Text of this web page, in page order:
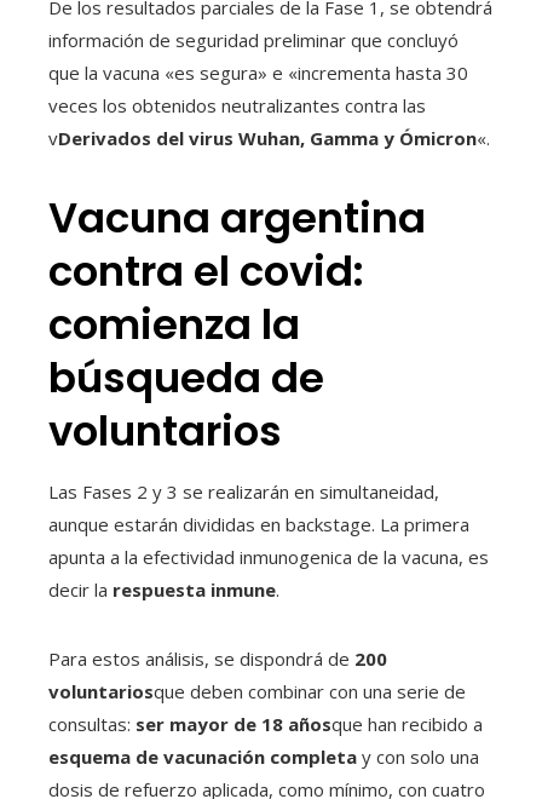
De los resultados parciales de la Fase 1, se obtendrá
información de seguridad preliminar que concluyó
que la vacuna «es segura» e «incrementa hasta 30
veces los obtenidos neutralizantes contra las
vDerivados del virus Wuhan, Gamma y Ómicron«.
Vacuna argentina
contra el covid:
comienza la
búsqueda de
voluntarios
Las Fases 2 y 3 se realizarán en simultaneidad,
aunque estarán divididas en backstage. La primera
apunta a la efectividad inmunogenica de la vacuna, es
decir la respuesta inmune.
Para estos análisis, se dispondrá de 200
voluntariosque deben combinar con una serie de
consultas: ser mayor de 18 añosque han recibido a
esquema de vacunación completa y con solo una
dosis de refuerzo aplicada, como mínimo, con cuatro